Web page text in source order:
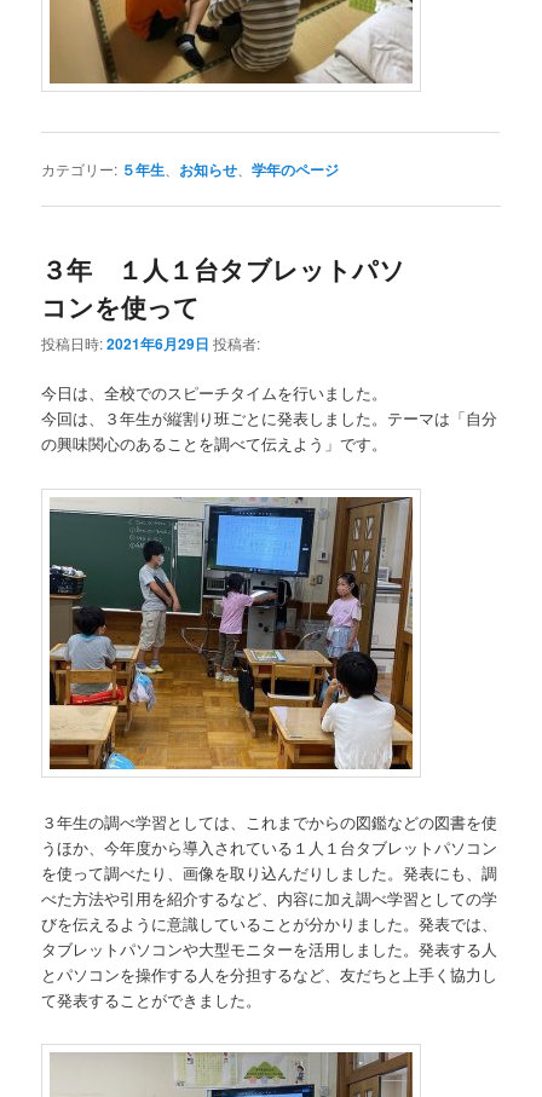
カテゴリー: ５年生 お知らせ 、学年のページ
３年 １人１台タブレットパソ
コンを使って
投稿日時:2021年6月29日 投稿者:
今日は、全校でのスピーチタイムを行いました。
今回は、３年生が縦割り班ごとに発表しました。テーマは「自分
の興味関心のあることを調べて伝えよう」です。
３年生の調べ学習としては、これまでからの図鑑などの図書を使
うほか、今年度から導入されている１人１台タブレットパソコン
を使って調べたり、画像を取り込んだりしました。発表にも、調
べた方法や引用を紹介するなど、内容に加え調べ学習としての学
びを伝えるように意識していることが分かりました。発表では、
タブレットパソコンや大型モニターを活用しました。発表する人
とパソコンを操作する人を分担するなど、友だちと上手く協力し
て発表することができました。